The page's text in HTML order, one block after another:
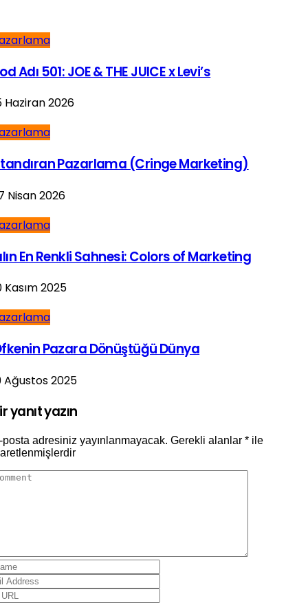
Adı 501: JOE & THE JUICE x Levi’s
Haziran 2026
Pazarlama (Cringe Marketing)
Nisan 2026
En Renkli Sahnesi: Colors of Marketing
Kasım 2025
Pazara Dönüştüğü Dünya
Ağustos 2025
yanıt yazın
posta adresiniz yayınlanmayacak. Gerekli alanlar * ile